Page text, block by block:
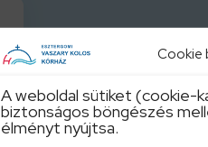
Cookie
A weboldal sütiket (cookie-
biztonságos böngészés
élményt nyújtsa.